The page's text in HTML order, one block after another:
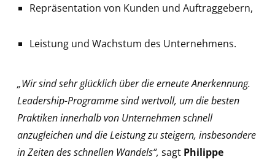
Repräsentation von Kunden und Auftraggebern,
Leistung und Wachstum des Unternehmens.
„Wir sind sehr glücklich über die erneute Anerkennung.
Leadership-Programme sind wertvoll, um die besten
Praktiken innerhalb von Unternehmen schnell
anzugleichen und die Leistung zu steigern, insbesondere
in Zeiten des schnellen Wandels“, sagt Philippe